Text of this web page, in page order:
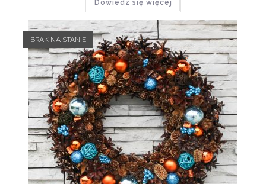
Dowiedz się więcej
BRAK NA STANIE